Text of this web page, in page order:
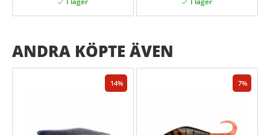
ANDRA KÖPTE ÄVEN
14 7